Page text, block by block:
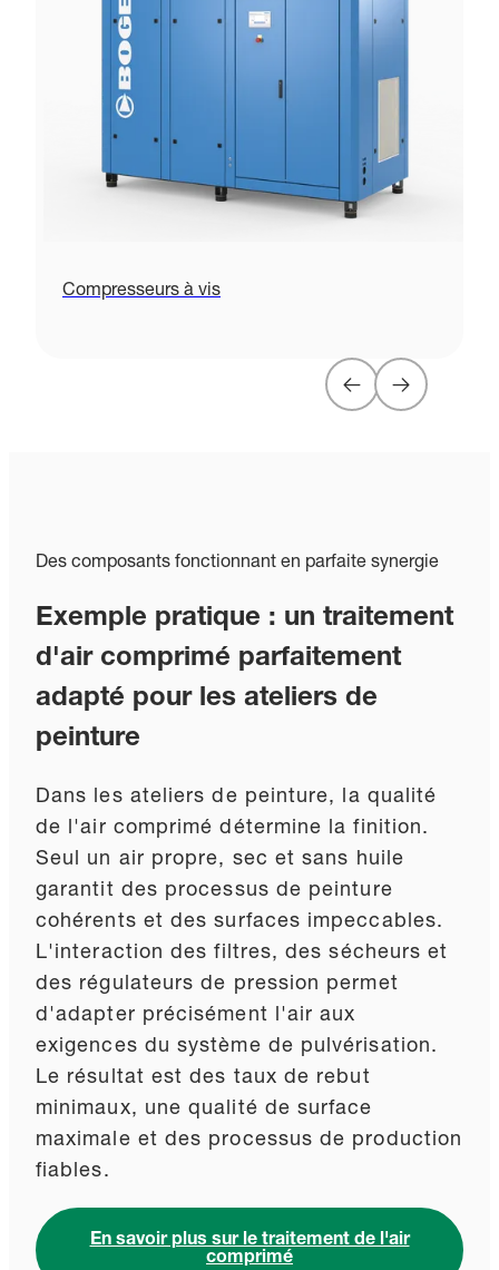
Compresseurs à vis
Des composants fonctionnant en parfaite synergie
Exemple pratique : un traitement
d'air comprimé parfaitement
adapté pour les ateliers de
peinture
Dans les ateliers de peinture, la qualité
de l'air comprimé détermine la finition.
Seul un air propre, sec et sans huile
garantit des processus de peinture
cohérents et des surfaces impeccables.
L'interaction des filtres, des sécheurs et
des régulateurs de pression permet
d'adapter précisément l'air aux
exigences du système de pulvérisation.
Le résultat est des taux de rebut
minimaux, une qualité de surface
maximale et des processus de production
fiables.
En savoir plus sur le traitement de l'air
comprimé